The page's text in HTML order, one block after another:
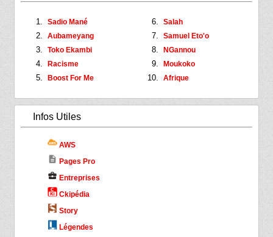
Sadio Mané
Aubameyang
Toko Ekambi
Racisme
Boost For Me
Salah
Samuel Eto'o
NGannou
Moukoko
Afrique
Infos Utiles
AWS
description Pages Pro
business_center Entreprises
Ckipédia
Story
Légendes